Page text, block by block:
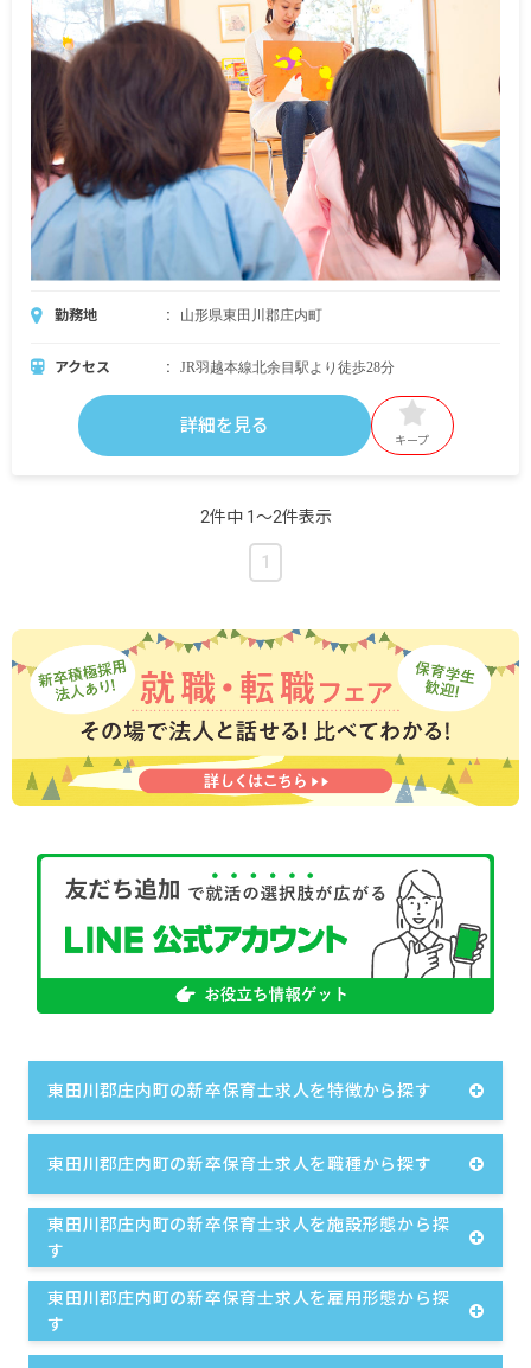
勤務地 山形県東田川郡庄内町
アクセス JR羽越本線北余目駅より徒歩28分
詳細を見る
キープ
2件中 1〜2件表示
1
東田川郡庄内町の新卒保育士求人を特徴から探す
東田川郡庄内町の新卒保育士求人を職種から探す
東田川郡庄内町の新卒保育士求人を施設形態から探
す
東田川郡庄内町の新卒保育士求人を雇用形態から探
す